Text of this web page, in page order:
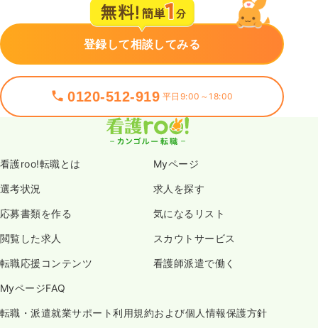
登録して相談してみる
0120-512-919 平日9:00～18:00
看護roo!転職とは Myページ
選考状況 求人を探す
応募書類を作る 気になるリスト
閲覧した求人 スカウトサービス
転職応援コンテンツ 看護師派遣で働く
MyページFAQ
転職・派遣就業サポート利用規約および個人情報保護方針